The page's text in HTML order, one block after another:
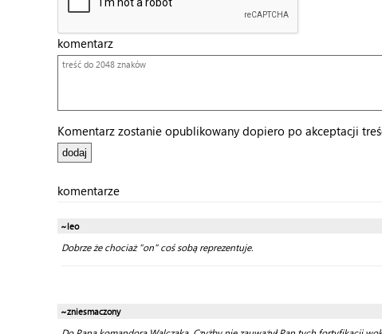
komentarz
Komentarz zostanie opublikowany dopiero po akceptacji
komentarze
~leo
Dobrze że chociaż "on" coś sobą reprezentuje.
~zniesmaczony